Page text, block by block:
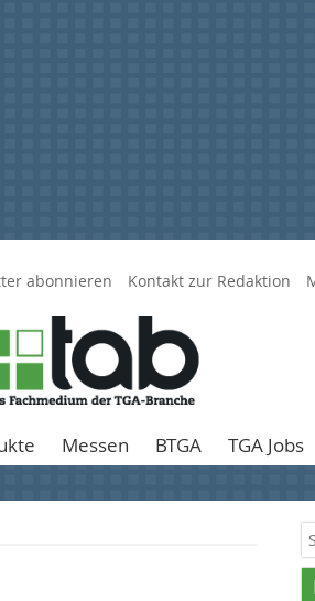
abonnieren Kontakt zur Redaktion
Messen BTGA TGA Jobs